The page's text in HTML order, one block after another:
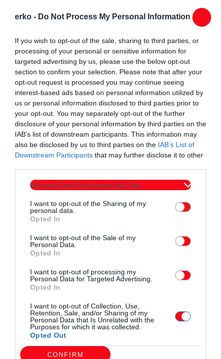
erko - Do Not Process My Personal Information
If you wish to opt-out of the sale, sharing to third parties, or
processing of your personal or sensitive information for
targeted advertising by us, please use the below opt-out
section to confirm your selection. Please note that after your
opt-out request is processed you may continue seeing
interest-based ads based on personal information utilized by
us or personal information disclosed to third parties prior to
your opt-out. You may separately opt-out of the further
disclosure of your personal information by third parties on the
IAB’s list of downstream participants. This information may
also be disclosed by us to third parties on the IAB’s List of
Downstream Participants that may further disclose it to other
Personal Data Processing Opt Outs
I want to opt-out of the Sharing of my
personal data.
Opted In
I want to opt-out of the Sale of my
Personal Data.
Opted In
I want to opt-out of processing my
Personal Data for Targeted Advertising.
Opted In
I want to opt-out of Collection, Use,
Retention, Sale, and/or Sharing of my
Personal Data that Is Unrelated with the
Purposes for which it was collected.
Opted Out
CONFIRM
διετία ο Πανθρακικός με τον οποίο κατέκτησε το
πρωτάθλημα της ΕΠΣ Θράκης και την άνοδο μέσω μπαράζ
στην Γ’ Εθνική. Ακολούθησαν ξανά η Γρατινή και ο Ίασμος.
Έχει αγωνιστεί και στην ομάδα Region’s της ΕΠΣ Θράκης.
thrakisports.gr
ERKO.GR
email
Σχετικά άρθρα